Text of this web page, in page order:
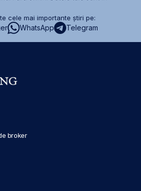
cele mai importante știri pe:
WhatsApp Telegram
broker